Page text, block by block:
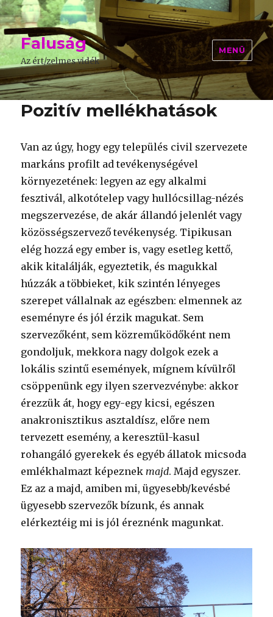
Faluság
Az ért/zelmes vidék
MENÜ
Pozitív mellékhatások
Van az úgy, hogy egy település civil szervezete
markáns profilt ad tevékenységével
környezetének: legyen az egy alkalmi
fesztivál, alkotótelep vagy hullócsillag-nézés
megszervezése, de akár állandó jelenlét vagy
közösségszervező tevékenység. Tipikusan
elég hozzá egy ember is, vagy esetleg kettő,
akik kitalálják, egyeztetik, és magukkal
húzzák a többieket, kik szintén lényeges
szerepet vállalnak az egészben: elmennek az
eseményre és jól érzik magukat. Sem
szervezőként, sem közreműködőként nem
gondoljuk, mekkora nagy dolgok ezek a
lokális szintű események, mígnem kívülről
csöppenünk egy ilyen szervezvénybe: akkor
érezzük át, hogy egy-egy kicsi, egészen
anakronisztikus asztaldísz, előre nem
tervezett esemény, a keresztül-kasul
rohangáló gyerekek és egyéb állatok micsoda
emlékhalmazt képeznekmajd. Majd egyszer.
Ez az a majd, amiben mi, ügyesebb/kevésbé
ügyesebb szervezők bízunk, és annak
elérkeztéig mi is jól éreznénk magunkat.